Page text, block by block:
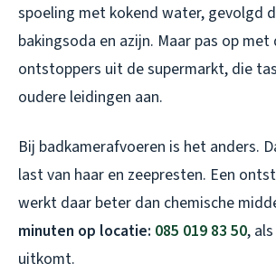
spoeling met kokend water, gevolgd
bakingsoda en azijn. Maar pas op
ontstoppers uit de supermarkt, die
oudere leidingen aan.
Bij badkamerafvoeren is het anders.
last van haar en zeepresten. Een
werkt daar beter dan chemische
minuten op locatie: 085 019 83 50,
uitkomt.